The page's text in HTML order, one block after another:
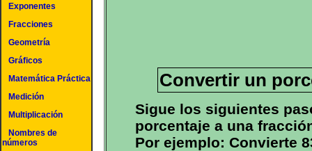
Exponentes
Fracciones
Geometría
Gráficos
Matemática Práctica
Medición
Multiplicación
Nombres de
números
Convertir un
Sigue los siguientes
porcentaje a una
Por ejemplo: Convierte